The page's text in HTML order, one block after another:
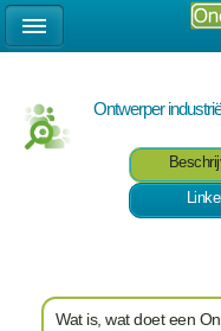
Ontwerper
Wat is, wat doet een